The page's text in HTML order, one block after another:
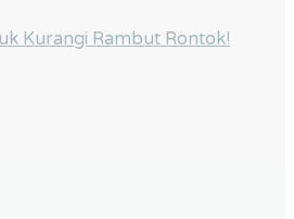
Kurangi Rambut Rontok!